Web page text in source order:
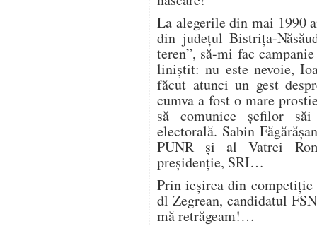
La alegerile din mai 1990
din județul Bistrița-
teren”, să-mi fac
liniștit: nu este nevoie,
făcut atunci un gest
cumva a fost o mare
să comunice șefilor
electorală. Sabin
PUNR și al Vatrei
preșidenție, SRI…
Prin ieșirea din
dl Zegrean, candidatul
mă retrăgeam!…